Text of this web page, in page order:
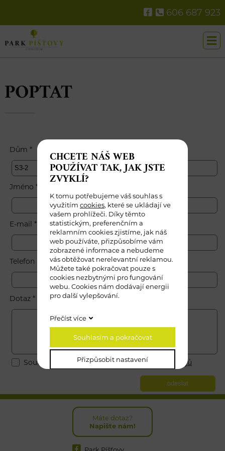
606 687 923
POPTAT
Dům *
Jméno *
E-mail *
Telefon
Dotaz *
Souhlasím se zásadami ochranyosobních údajů
odeslat
Máte dotaz?
Napište nám!
CHCETE NÁŠ WEB
POUŽÍVAT TAK, JAK JSTE
ZVYKLÍ?
K tomu potřebujeme váš souhlas s
využitím cookies, které se ukládají ve
vašem prohlížeči. Díky těmto
statistickým, preferenčním a
reklamním cookies zjistíme, jak náš
web používáte, přizpůsobíme vám
zobrazené informace a nebudeme
vás obtěžovat nerelevantní reklamou.
Můžete také pokračovat pouze s
cookies nezbytnými pro fungování
webu. Cookies nám dodávají energii
pro další vylepšování.
Přečíst více
Souhlasím a pokračovat
Přizpůsobit nastavení